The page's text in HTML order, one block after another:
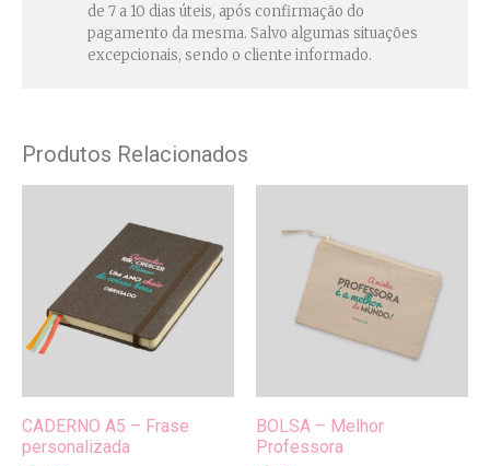
Produtos Relacionados
CADERNO A5 – Frase
personalizada
BOLSA – Melhor
Professora
de 7 a 10 dias úteis, após confirmação do
pagamento da mesma. Salvo algumas situações
excepcionais, sendo o cliente informado.